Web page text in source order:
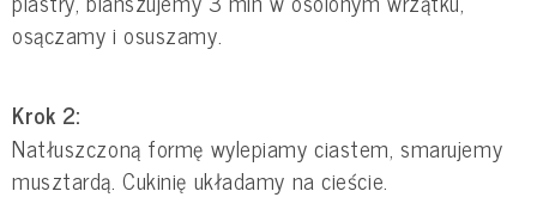
osączamy i osuszamy.
Krok 2:
Natłuszczoną formę wylepiamy ciastem, smarujemy
musztardą. Cukinię układamy na cieście.